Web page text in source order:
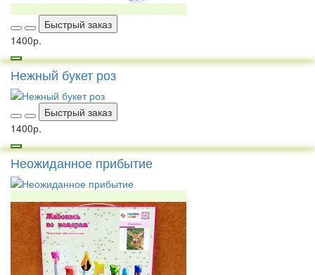
Быстрый заказ
1400р.
Нежный букет роз
Быстрый заказ
1400р.
Неожиданное прибытие